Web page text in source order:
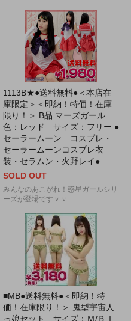
1113B★●送料無料●＜本店在
庫限定＞＜即納！特価！在庫
限り！＞ B品 マーズガール
色：レッド サイズ：フリー ●
セーラームーン コスプレ・
セーラームーンコスプレ衣
装・セラムン・火野レイ●
SOLD OUT
みんなのあこがれ！惑星ガールシリ
ーズが登場ですｖｖ
■MB●送料無料●＜即納！特
価！在庫限り！＞ 鬼型宇宙人
っ娘セット サイズ：Ｍ/ＢＩ